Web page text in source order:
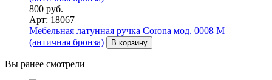
800 руб.
Арт: 18067
Мебельная латунная ручка Corona мод. 0008 M
(античная бронза)
В корзину
Вы ранее смотрели